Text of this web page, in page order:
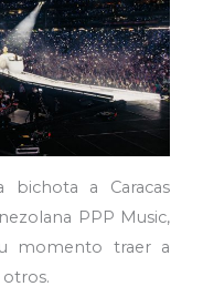
bichota a Caracas
PPP Music,
momento traer a
otros.